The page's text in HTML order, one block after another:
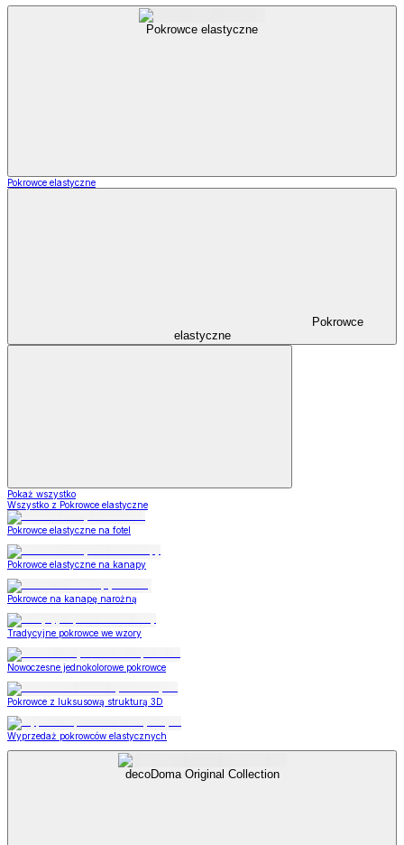
Pokrowce elastyczne
Pokrowce elastyczne
Pokrowce
elastyczne
Pokaż wszystko
Wszystko z Pokrowce elastyczne
Pokrowce elastyczne na fotel
Pokrowce elastyczne na kanapy
Pokrowce na kanapę narożną
Tradycyjne pokrowce we wzory
Nowoczesne jednokolorowe pokrowce
Pokrowce z luksusową strukturą 3D
Wyprzedaż pokrowców elastycznych
decoDoma Original Collection